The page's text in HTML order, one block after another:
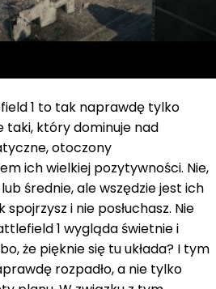
1 to tak naprawdę tylko
taki, który dominuje nad
otoczony
ich wielkiej pozytywności. Nie,
średnie, ale wszędzie jest ich
i nie posłuchasz. Nie
1 wygląda świetnie i
że pięknie się tu układa? I tym
rozpadło, a nie tylko